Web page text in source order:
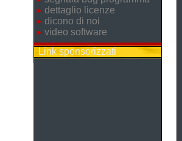
dettaglio licenze
dicono di noi
video software
Link sponsorizzati